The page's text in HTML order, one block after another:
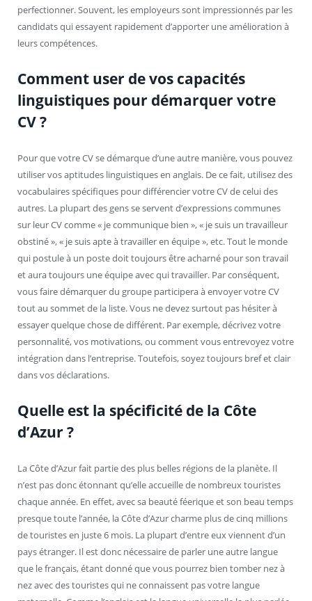
perfectionner. Souvent, les employeurs sont impressionnés par les
candidats qui essayent rapidement d’apporter une amélioration à
leurs compétences.
Comment user de vos capacités
linguistiques pour démarquer votre
CV ?
Pour que votre CV se démarque d’une autre manière, vous pouvez
utiliser vos aptitudes linguistiques en anglais. De ce fait, utilisez des
vocabulaires spécifiques pour différencier votre CV de celui des
autres. La plupart des gens se servent d’expressions communes
sur leur CV comme « je communique bien », « je suis un travailleur
obstiné », « je suis apte à travailler en équipe », etc. Tout le monde
qui postule à un poste doit toujours être acharné pour son travail
et aura toujours une équipe avec qui travailler. Par conséquent,
vous faire démarquer du groupe participera à envoyer votre CV
tout au sommet de la liste. Vous ne devez surtout pas hésiter à
essayer quelque chose de différent. Par exemple, décrivez votre
personnalité, vos motivations, ou comment vous entrevoyez votre
intégration dans l’entreprise. Toutefois, soyez toujours bref et clair
dans vos déclarations.
Quelle est la spécificité de la Côte
d’Azur ?
La Côte d’Azur fait partie des plus belles régions de la planète. Il
n’est pas donc étonnant qu’elle accueille de nombreux touristes
chaque année. En effet, avec sa beauté féerique et son beau temps
presque toute l’année, la Côte d’Azur charme plus de cinq millions
de touristes en juste 6 mois. La plupart d’entre eux viennent d’un
pays étranger. Il est donc nécessaire de parler une autre langue
que le français, étant donné que vous pourrez bien tomber nez à
nez avec des touristes qui ne connaissent pas votre langue